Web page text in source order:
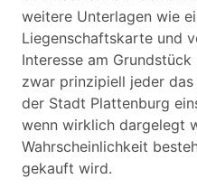
weitere Unterlagen wie
Liegenschaftskarte und
Interesse am
zwar prinzipiell jeder
der Stadt Plattenburg
wenn wirklich dargelegt
Wahrscheinlichkeit
gekauft wird.